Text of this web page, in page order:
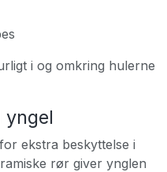
i og omkring hulerne
yngel
ekstra beskyttelse i
rør giver ynglen